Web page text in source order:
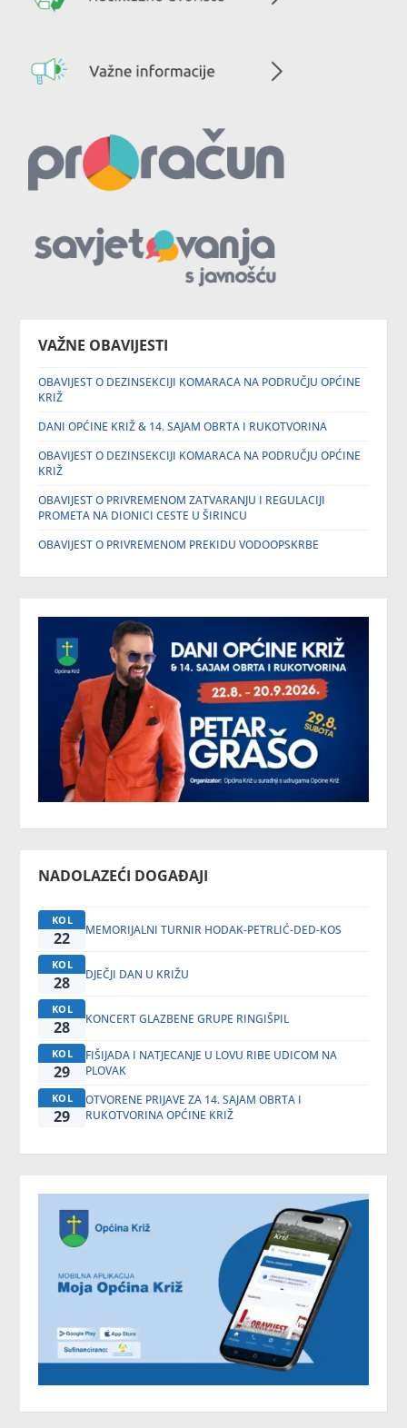
VAŽNE OBAVIJESTI
OBAVIJEST O DEZINSEKCIJI KOMARACA NA PODRUČJU OPĆINE
KRIŽ
DANI OPĆINE KRIŽ & 14. SAJAM OBRTA I RUKOTVORINA
OBAVIJEST O DEZINSEKCIJI KOMARACA NA PODRUČJU OPĆINE
KRIŽ
OBAVIJEST O PRIVREMENOM ZATVARANJU I REGULACIJI
PROMETA NA DIONICI CESTE U ŠIRINCU
OBAVIJEST O PRIVREMENOM PREKIDU VODOOPSKRBE
NADOLAZEĆI DOGAĐAJI
KOL
22 MEMORIJALNI TURNIR HODAK-PETRLIĆ-DED-KOS
KOL
28 DJEČJI DAN U KRIŽU
KOL
28 KONCERT GLAZBENE GRUPE RINGIŠPIL
KOL
29
FIŠIJADA I NATJECANJE U LOVU RIBE UDICOM NA
PLOVAK
KOL
29
OTVORENE PRIJAVE ZA 14. SAJAM OBRTA I
RUKOTVORINA OPĆINE KRIŽ